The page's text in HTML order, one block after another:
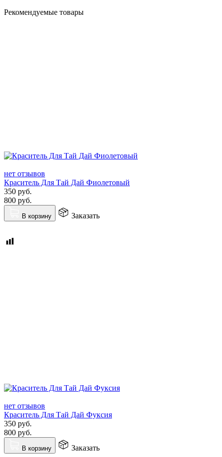
Рекомендуемые товары
нет отзывов
Краситель Для Тай Дай Фиолетовый
350 руб.
800 руб.
В корзину Заказать
нет отзывов
Краситель Для Тай Дай Фуксия
350 руб.
800 руб.
В корзину Заказать